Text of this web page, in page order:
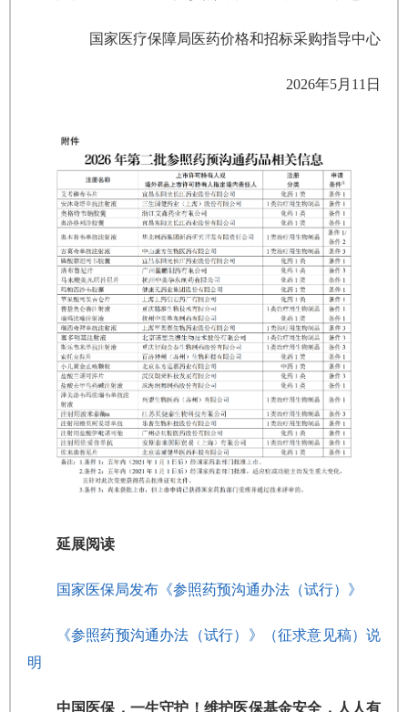
国家医疗保障局医药价格和招标采购指导中心
2026年5月11日
延展阅读
国家医保局发布《参照药预沟通办法（试行）》
《参照药预沟通办法（试行）》（征求意见稿）说
明
中国医保，一生守护！维护医保基金安全，人人有